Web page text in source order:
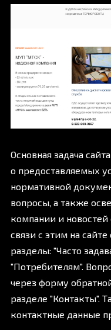
Основная задача
о предоставляемых
нормативной
вопросы, а также
компании и
связи с этим на
разделы: "Часто
"Потребителям".
через форму
разделе "Контакты".
контактные данные